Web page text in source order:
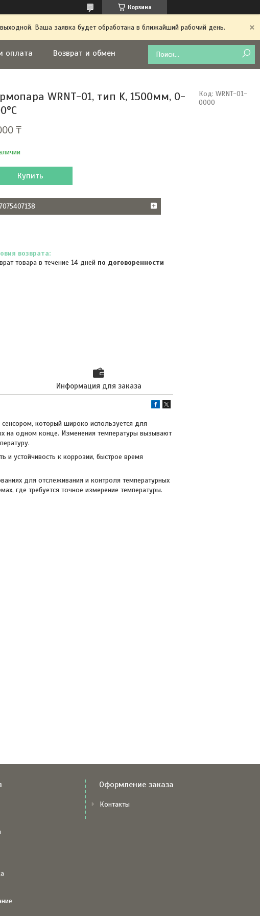
Корзина
Ваша заявка будет обработана в ближайший рабочий день.
оплата Возврат и обмен
WRNT-01, тип K, 1500мм, 0-
₸
Код: WRNT-01-
0000
Купить
товара в течение 14 дней по договоренности
Информация для заказа
который широко используется для
на одном конце. Изменения температуры вызывают
и устойчивость к коррозии, быстрое время
для отслеживания и контроля температурных
где требуется точное измерение температуры.
Оформление заказа
Контакты